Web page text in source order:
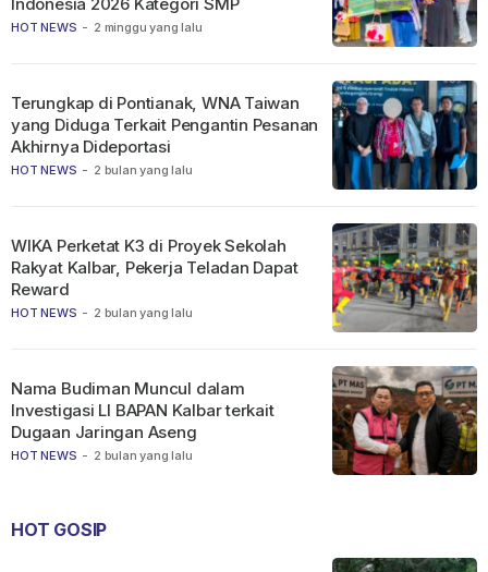
HOT NEWS - 2 minggu yang lalu
HOT NEWS - 2 bulan yang lalu
Terungkap di Pontianak, WNA Taiwan
yang Diduga Terkait Pengantin Pesanan
Akhirnya Dideportasi
HOT NEWS - 2 bulan yang lalu
WIKA Perketat K3 di Proyek Sekolah
Rakyat Kalbar, Pekerja Teladan Dapat
Reward
HOT NEWS - 2 bulan yang lalu
Nama Budiman Muncul dalam
Investigasi LI BAPAN Kalbar terkait
Dugaan Jaringan Aseng
HOT GOSIP